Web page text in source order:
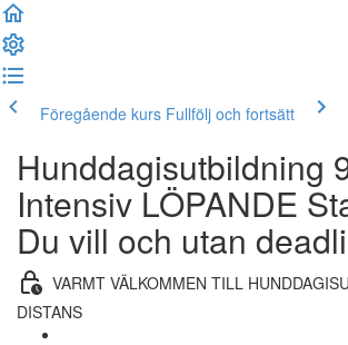
Föregående kurs Fullfölj och fortsätt
Hunddagisutbildning
Intensiv LÖPANDE
Du vill och utan
VARMT VÄLKOMMEN TILL
DISTANS